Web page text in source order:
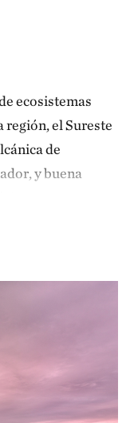
ecosistemas
región, el Sureste
de
y buena
bosques secos
y la
Además, es